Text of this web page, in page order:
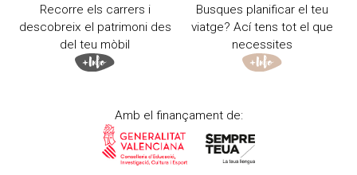
Recorre els carrers i
descobreix el patrimoni des
del teu mòbil
Busques planificar el teu
viatge? Ací tens tot el que
necessites
Amb el finançament de: